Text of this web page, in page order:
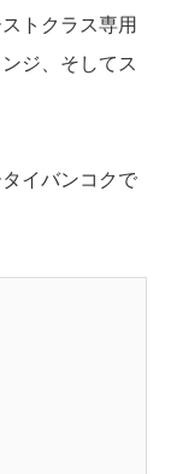
トクラス専用
ジ、そしてス
イバンコクで